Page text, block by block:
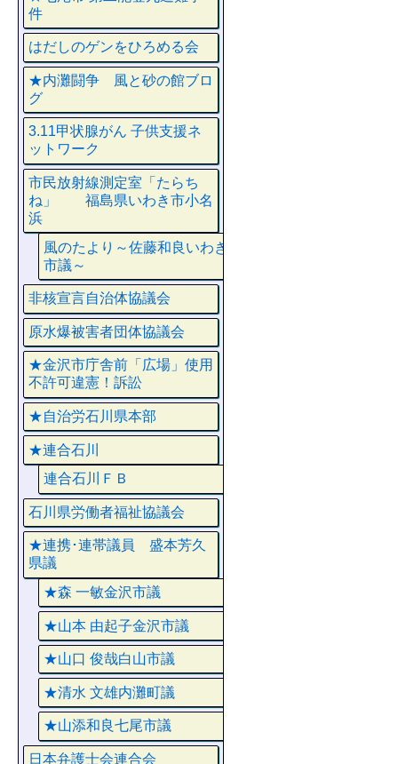
件
はだしのゲンをひろめる会
★内灘闘争 風と砂の館ブロ
グ
3.11甲状腺がん 子供支援ネ
ットワーク
市民放射線測定室「たらち
ね」 福島県いわき市小名
浜
風のたより～佐藤和良いわき
市議～
非核宣言自治体協議会
原水爆被害者団体協議会
★金沢市庁舎前「広場」使用
不許可違憲！訴訟
★自治労石川県本部
★連合石川
連合石川ＦＢ
石川県労働者福祉協議会
★連携･連帯議員 盛本芳久
県議
★森 一敏金沢市議
★山本 由起子金沢市議
★山口 俊哉白山市議
★清水 文雄内灘町議
★山添和良七尾市議
日本弁護士会連合会